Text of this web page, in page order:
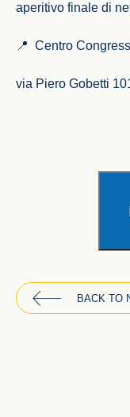
aperitivo finale di
📍 Centro
via Piero Gobetti
BACK TO